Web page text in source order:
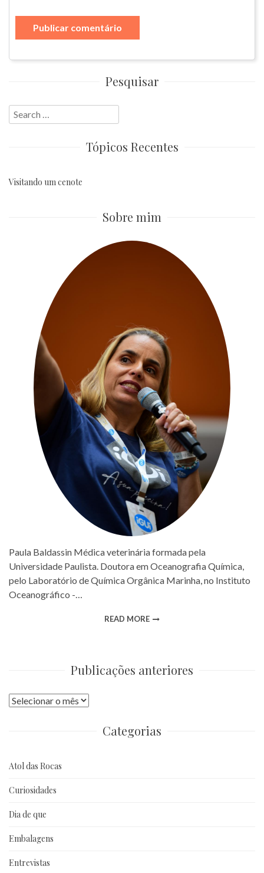
Pesquisar
Search
for:
Tópicos Recentes
Visitando um cenote
Sobre mim
Paula Baldassin Médica veterinária formada pela
Universidade Paulista. Doutora em Oceanografia Química,
pelo Laboratório de Química Orgânica Marinha, no Instituto
Oceanográfico -…
READ MORE
Publicações anteriores
Publicações
Categorias
Atol das Rocas
Curiosidades
Dia de que
Embalagens
Entrevistas